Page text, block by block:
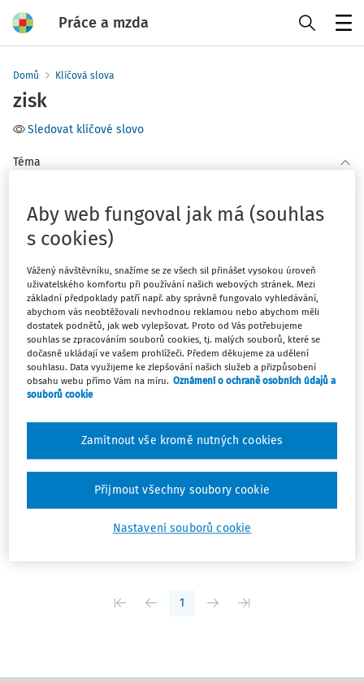
Práce a mzda
Domů Klíčová slova
zisk
Sledovat klíčové slovo
Téma
Filtr
Počet vyhledaných dokumentů:1
Řadit podle:
Nejnovější
Nejstarší
OTÁZKY A ODPOVĚDI
Finanční výpomoc zaměstnanci v nouzi
Jedna z kolegyň právě prochází nákladnou zdravotní
léčbou a naše společnost by jí ráda přispěla finančím
žádný sociální fond pro tyto případy, ten tedy použít
nemůžeme. Lze to nějak vyplatit, tak, aby ...
1
Aby web fungoval jak má (souhlas
s cookies)
Vážený návštěvníku, snažíme se ze všech sil přinášet vysokou úroveň
uživatelského komfortu při používání našich webových stránek. Mezi
základní předpoklady patří např. aby správně fungovalo vyhledávání,
abychom vás neobtěžovali nevhodnou reklamou nebo abychom měli
dostatek podnětů, jak web vylepšovat. Proto od Vás potřebujeme
souhlas se zpracováním souborů cookies, tj. malých souborů, které se
dočasně ukládají ve vašem prohlížeči. Předem děkujeme za udělení
souhlasu. Data využijeme ke zlepšování našich služeb a přizpůsobení
obsahu webu přímo Vám na míru. Oznámení o ochraně osobních údajů a
souborů cookie
Nastavení souborů cookie
Zamítnout vše kromě nutných cookies
Přijmout všechny soubory cookie